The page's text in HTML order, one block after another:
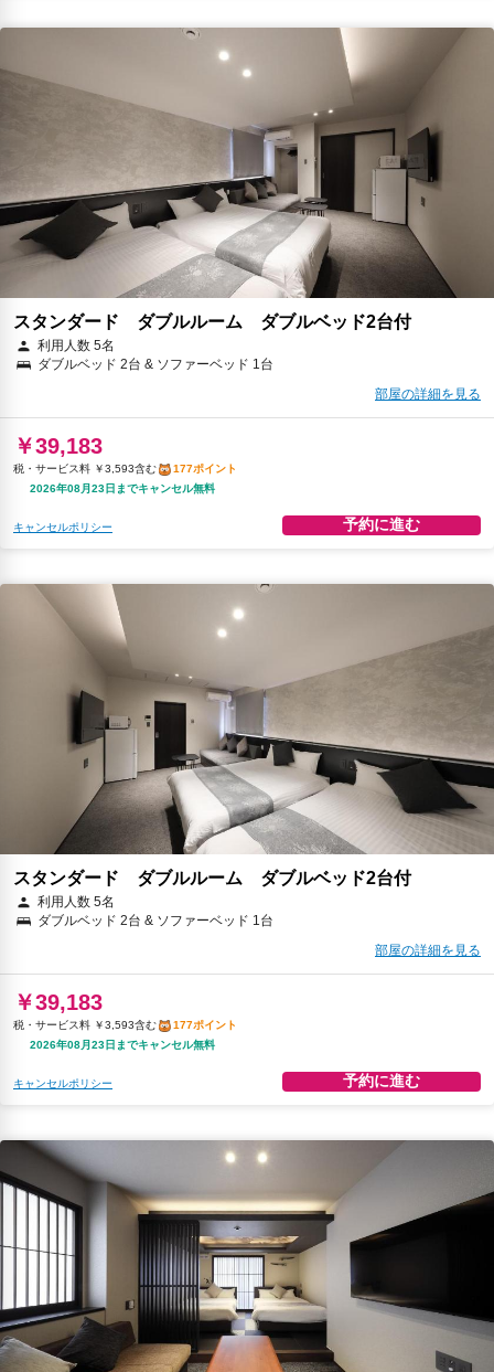
スタンダード ダブルルーム ダブルベッド2台付
利用人数 5名
ダブルベッド 2台 & ソファーベッド 1台
部屋の詳細を見る
￥39,183
税・サービス料 ￥3,593含む
177ポイント
2026年08月23日までキャンセル無料
キャンセルポリシー 予約に進む
スタンダード ダブルルーム ダブルベッド2台付
利用人数 5名
ダブルベッド 2台 & ソファーベッド 1台
部屋の詳細を見る
￥39,183
税・サービス料 ￥3,593含む
177ポイント
2026年08月23日までキャンセル無料
キャンセルポリシー 予約に進む